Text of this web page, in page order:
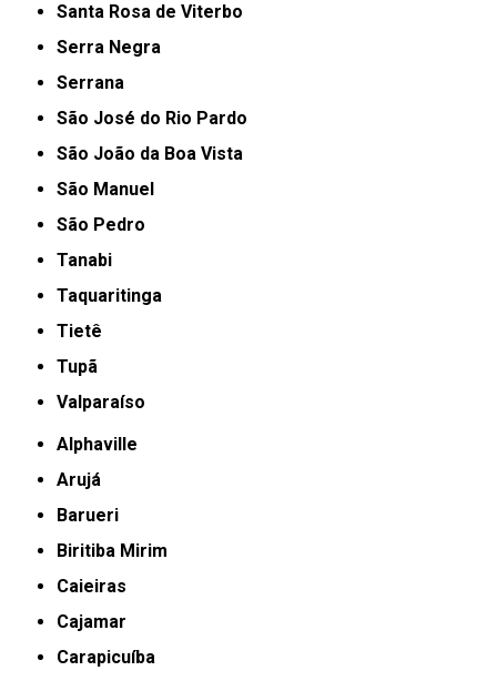
Santa Rosa de Viterbo
Serra Negra
Serrana
São José do Rio Pardo
São João da Boa Vista
São Manuel
São Pedro
Tanabi
Taquaritinga
Tietê
Tupã
Valparaíso
Alphaville
Arujá
Barueri
Biritiba Mirim
Caieiras
Cajamar
Carapicuíba